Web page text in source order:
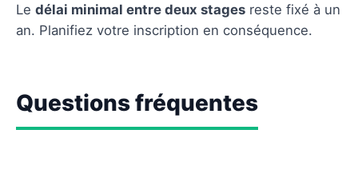
Le délai minimal entre deux stages reste fixé à un
an. Planifiez votre inscription en conséquence.
Questions fréquentes